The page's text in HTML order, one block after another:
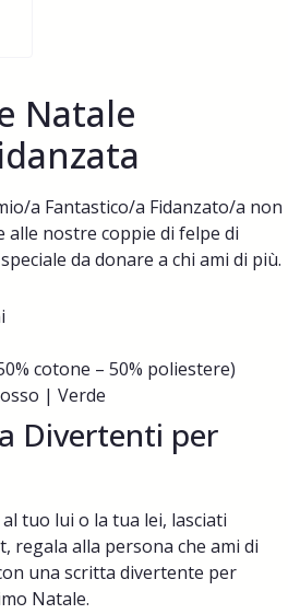
Natale
a Fantastico/a Fidanzato/a non
alle nostre coppie di felpe di
da donare a chi ami di più.
cotone – 50% poliestere)
| Verde
Divertenti per
tuo lui o la tua lei, lasciati
regala alla persona che ami di
una scritta divertente per
Natale.